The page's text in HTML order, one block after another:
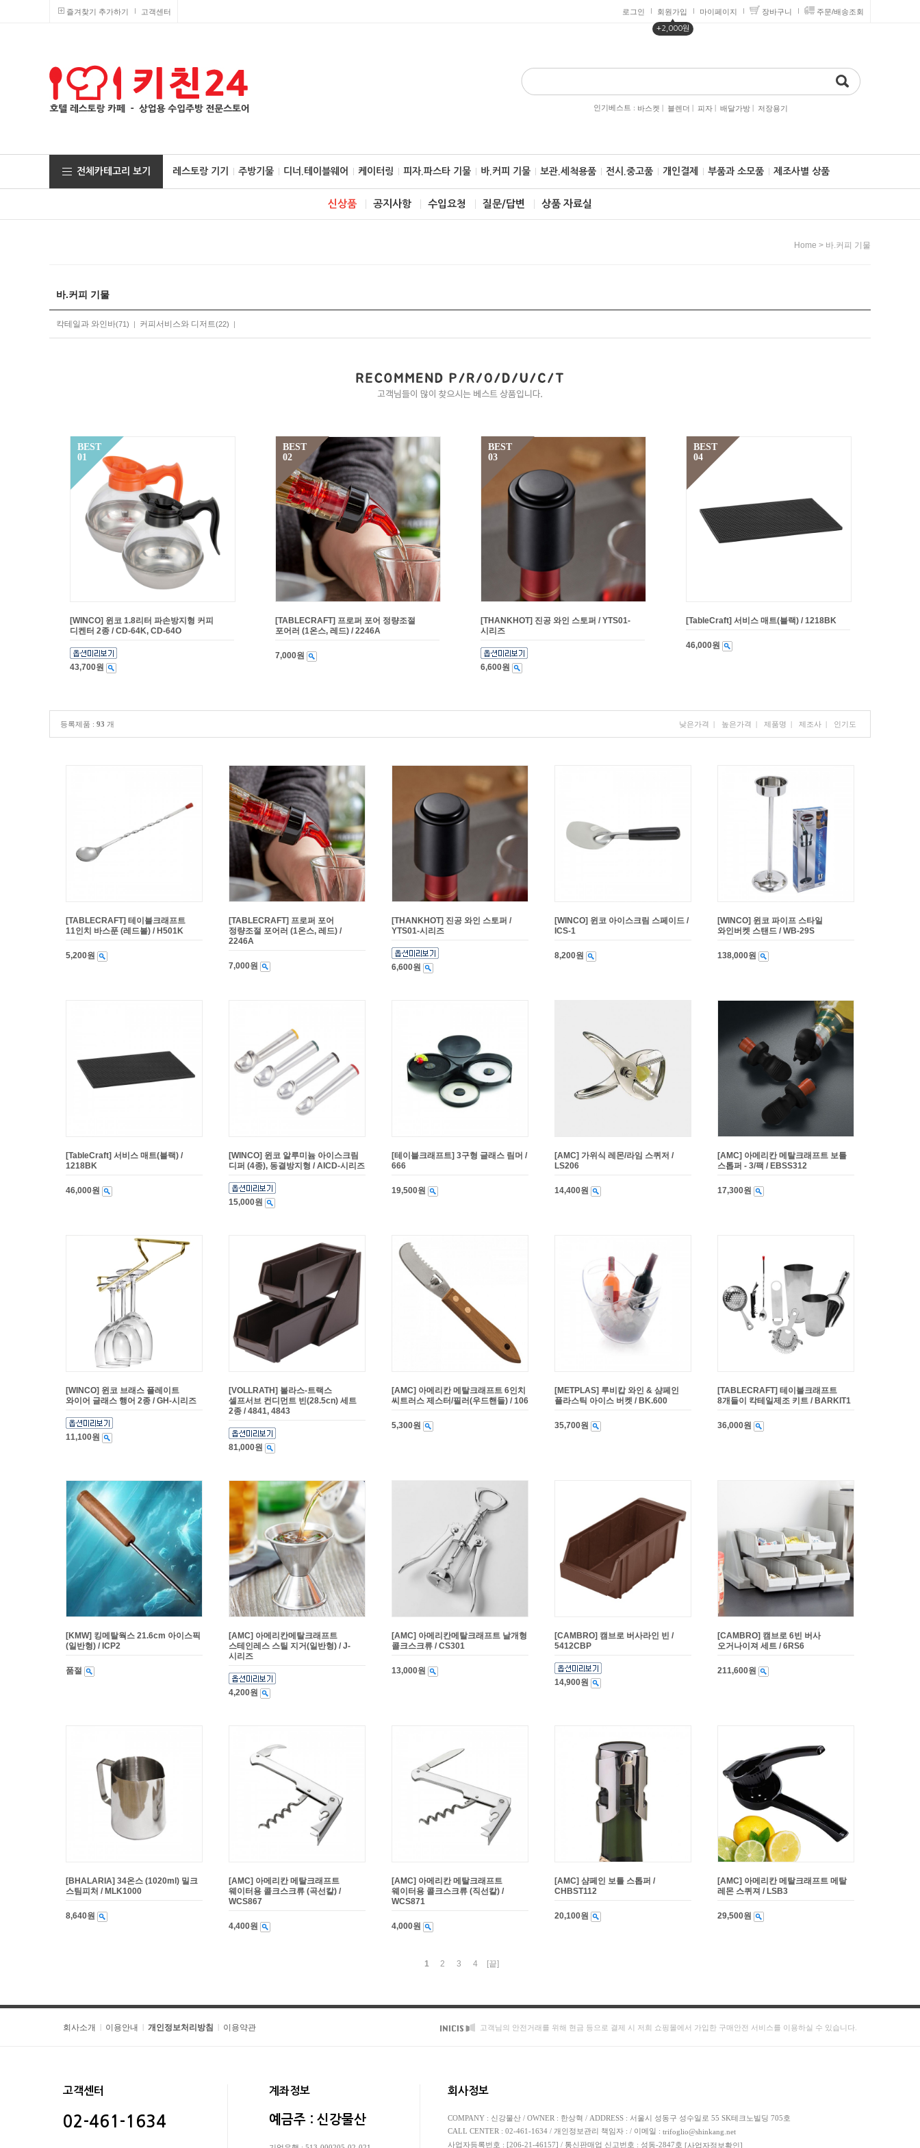
즐겨찾기 추가하기 고객센터 로그인 회원가입
▲
+2,000원
마이페이지 장바구니 주문/배송조회
인기베스트 : 바스켓 | 블렌더 | 피자 | 배달가방 | 저장용기
전체카테고리 보기 레스토랑 기기 주방기물 디너.테이블웨어 케이터링 피자.파스타 기물 바.커피 기물 보관.세척용품 전시.중고품 개인결제 부품과 소모품 제조사별 상품
신상품 공지사항 수입요청 질문/답변 상품 자료실
Home > 바.커피 기물
바.커피 기물
칵테일과 와인바(71) 커피서비스와 디저트(22)
BEST
01
BEST
02
BEST
03
BEST
04
[WINCO] 윈코 1.8리터 파손방지형 커피
디켄터 2종 / CD-64K, CD-64O
43,700원
[TABLECRAFT] 프로퍼 포어 정량조절
포어러 (1온스, 레드) / 2246A
7,000원
[THANKHOT] 진공 와인 스토퍼 / YTS01-
시리즈
6,600원
[TableCraft] 서비스 매트(블랙) / 1218BK
46,000원
등록제품 : 93 개 낮은가격 높은가격 제품명 제조사 인기도
[TABLECRAFT] 테이블크래프트
11인치 바스푼 (레드볼) / H501K
5,200원
[TABLECRAFT] 프로퍼 포어
정량조절 포어러 (1온스, 레드) /
2246A
7,000원
[THANKHOT] 진공 와인 스토퍼 /
YTS01-시리즈
6,600원
[WINCO] 윈코 아이스크림 스페이드 /
ICS-1
8,200원
[WINCO] 윈코 파이프 스타일
와인버켓 스탠드 / WB-29S
138,000원
[TableCraft] 서비스 매트(블랙) /
1218BK
46,000원
[WINCO] 윈코 알루미늄 아이스크림
디퍼 (4종), 동결방지형 / AICD-시리즈
15,000원
[테이블크래프트] 3구형 글래스 림머 /
666
19,500원
[AMC] 가위식 레몬/라임 스퀴저 /
LS206
14,400원
[AMC] 아메리칸 메탈크래프트 보틀
스톱퍼 - 3/팩 / EBSS312
17,300원
[WINCO] 윈코 브래스 플레이트
와이어 글래스 행어 2종 / GH-시리즈
11,100원
[VOLLRATH] 볼라스-트랙스
셀프서브 컨디먼트 빈(28.5cn) 세트
2종 / 4841, 4843
81,000원
[AMC] 아메리칸 메탈크래프트 6인치
씨트러스 제스터/필러(우드핸들) / 106
5,300원
[METPLAS] 루비캅 와인 & 샴페인
플라스틱 아이스 버켓 / BK.600
35,700원
[TABLECRAFT] 테이블크래프트
8개들이 칵테일제조 키트 / BARKIT1
36,000원
[KMW] 킹메탈웍스 21.6cm 아이스픽
(일반형) / ICP2
품절
[AMC] 아메리칸메탈크래프트
스테인레스 스틸 지거(일반형) / J-
시리즈
4,200원
[AMC] 아메리칸메탈크래프트 날개형
콜크스크류 / CS301
13,000원
[CAMBRO] 캠브로 버사라인 빈 /
5412CBP
14,900원
[CAMBRO] 캠브로 6빈 버사
오거나이져 세트 / 6RS6
211,600원
[BHALARIA] 34온스 (1020ml) 밀크
스팀피처 / MLK1000
8,640원
[AMC] 아메리칸 메탈크래프트
웨이터용 콜크스크류 (곡선칼) /
WCS867
4,400원
[AMC] 아메리칸 메탈크래프트
웨이터용 콜크스크류 (직선칼) /
WCS871
4,000원
[AMC] 샴페인 보틀 스톱퍼 /
CHBST112
20,100원
[AMC] 아메리칸 메탈크래프트 메탈
레몬 스퀴져 / LSB3
29,500원
1 2 3 4 [끝]
회사소개 이용안내 개인정보처리방침 이용약관 고객님의 안전거래를 위해 현금 등으로 결제 시 저희 쇼핑몰에서 가입한 구매안전 서비스를 이용하실 수 있습니다.
고객센터
02-461-1634
계좌정보
예금주 : 신강물산
회사정보
COMPANY : 신강물산 / OWNER : 한상혁 / ADDRESS : 서울시 성동구 성수일로 55 SK테크노빌딩 705호
CALL CENTER : 02-461-1634 / 개인정보관리 책임자 : / 이메일 : trifoglio@shinkang.net
사업자등록번호 : [206-21-46157] / 통신판매업 신고번호 : 성동-2847호 [사업자정보확인]